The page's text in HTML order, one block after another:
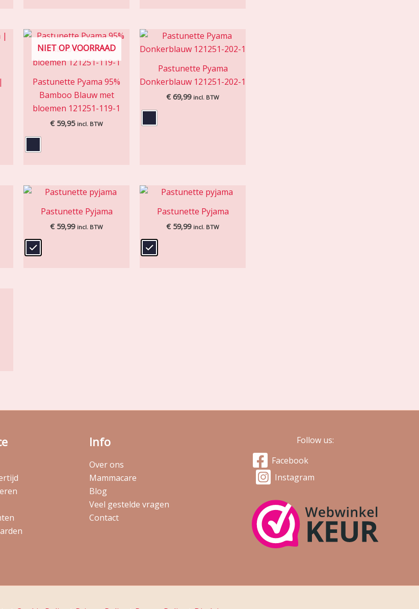
NIET OP VOORRAAD
Pastunette Pyama 95%
Bamboo Blauw met
bloemen 121251-119-1
€ 59,95 incl. BTW
Pastunette Pyama
Donkerblauw 121251-202-1
€ 69,99 incl. BTW
Pastunette Pyjama
€ 59,99 incl. BTW
Pastunette Pyjama
€ 59,99 incl. BTW
Info
Over ons
Mammacare
Blog
Veel gestelde vragen
Contact
Follow us:
Facebook
Instagram